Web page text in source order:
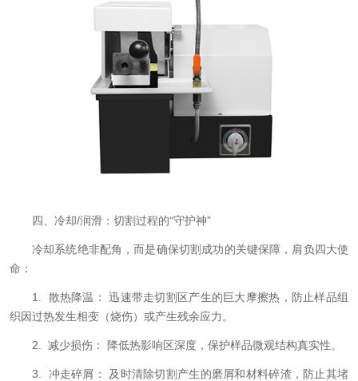
四、冷却/润滑：切割过程的“守护神”
冷却系统绝非配角，而是确保切割成功的关键保障，肩负四大使
命：
1. 散热降温： 迅速带走切割区产生的巨大摩擦热，防止样品组
织因过热发生相变（烧伤）或产生残余应力。
2. 减少损伤： 降低热影响区深度，保护样品微观结构真实性。
3. 冲走碎屑： 及时清除切割产生的磨屑和材料碎渣，防止其堵